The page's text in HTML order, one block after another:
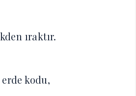
ıraktır.
kodu,